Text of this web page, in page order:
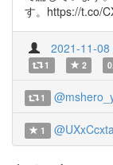
す。https://t.co/
2021-11-08
1 2
1
1